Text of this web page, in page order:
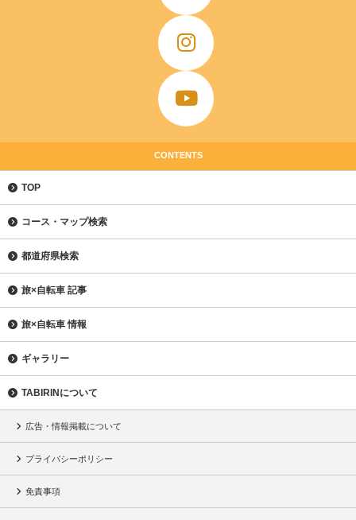
CONTENTS
TOP
コース・マップ検索
都道府県検索
旅×自転車 記事
旅×自転車 情報
ギャラリー
TABIRINについて
広告・情報掲載について
プライバシーポリシー
免責事項